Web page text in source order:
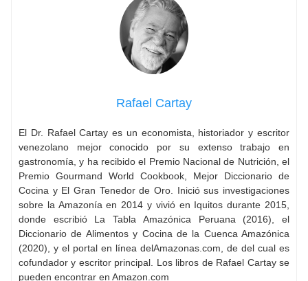
Rafael Cartay
El Dr. Rafael Cartay es un economista, historiador y escritor
venezolano mejor conocido por su extenso trabajo en
gastronomía, y ha recibido el Premio Nacional de Nutrición, el
Premio Gourmand World Cookbook, Mejor Diccionario de
Cocina y El Gran Tenedor de Oro. Inició sus investigaciones
sobre la Amazonía en 2014 y vivió en Iquitos durante 2015,
donde escribió La Tabla Amazónica Peruana (2016), el
Diccionario de Alimentos y Cocina de la Cuenca Amazónica
(2020), y el portal en línea delAmazonas.com, de del cual es
cofundador y escritor principal. Los libros de Rafael Cartay se
pueden encontrar en Amazon.com